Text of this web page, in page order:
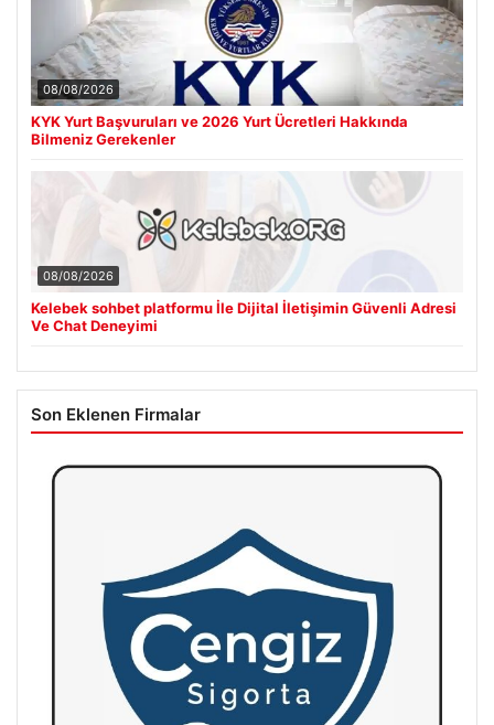
08/08/2026
KYK Yurt Başvuruları ve 2026 Yurt Ücretleri Hakkında
Bilmeniz Gerekenler
08/08/2026
Kelebek sohbet platformu İle Dijital İletişimin Güvenli Adresi
Ve Chat Deneyimi
Son Eklenen Firmalar